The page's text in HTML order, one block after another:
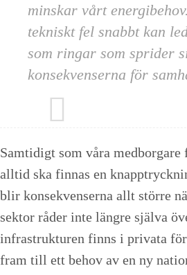
minskar vårt
tekniskt fel snabbt kan
som ringar som sprider
konsekvenserna för
Samtidigt som våra
alltid ska finnas en
blir konsekvenserna allt större
sektor råder inte längre själva
infrastrukturen finns i privata
fram till ett behov av en ny